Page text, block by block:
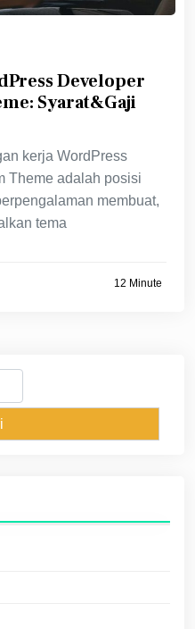
Developer
Syarat&Gaji
kerja WordPress
Theme adalah posisi
membuat,
tema
12 Minute